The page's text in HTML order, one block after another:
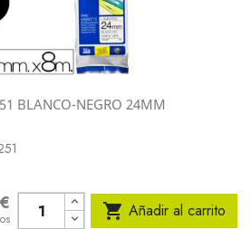
BLANCO-NEGRO 24MM
 Añadir al carrito